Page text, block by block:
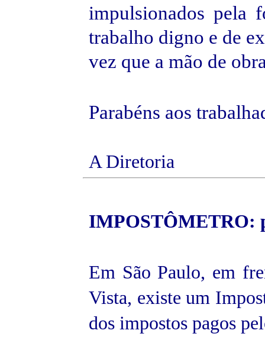
impulsionados pela
trabalho digno e de
vez que a mão de
Parabéns aos
A Diretoria
IMPOSTÔMETRO:
Em São Paulo, em
Vista, existe um
dos impostos pagos